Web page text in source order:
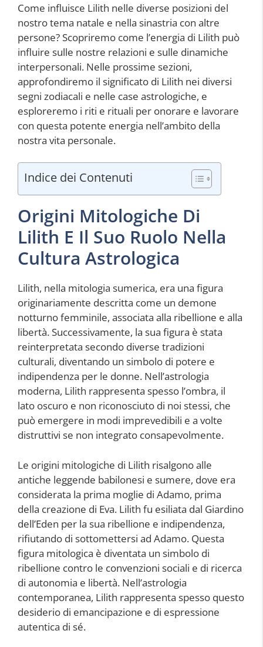
Come influisce Lilith nelle diverse posizioni del
nostro tema natale e nella sinastria con altre
persone? Scopriremo come l’energia di Lilith può
influire sulle nostre relazioni e sulle dinamiche
interpersonali. Nelle prossime sezioni,
approfondiremo il significato di Lilith nei diversi
segni zodiacali e nelle case astrologiche, e
esploreremo i riti e rituali per onorare e lavorare
con questa potente energia nell’ambito della
nostra vita personale.
Indice dei Contenuti
Origini Mitologiche Di
Lilith E Il Suo Ruolo Nella
Cultura Astrologica
Lilith, nella mitologia sumerica, era una figura
originariamente descritta come un demone
notturno femminile, associata alla ribellione e alla
libertà. Successivamente, la sua figura è stata
reinterpretata secondo diverse tradizioni
culturali, diventando un simbolo di potere e
indipendenza per le donne. Nell’astrologia
moderna, Lilith rappresenta spesso l’ombra, il
lato oscuro e non riconosciuto di noi stessi, che
può emergere in modi imprevedibili e a volte
distruttivi se non integrato consapevolmente.
Le origini mitologiche di Lilith risalgono alle
antiche leggende babilonesi e sumere, dove era
considerata la prima moglie di Adamo, prima
della creazione di Eva. Lilith fu esiliata dal Giardino
dell’Eden per la sua ribellione e indipendenza,
rifiutando di sottomettersi ad Adamo. Questa
figura mitologica è diventata un simbolo di
ribellione contro le convenzioni sociali e di ricerca
di autonomia e libertà. Nell’astrologia
contemporanea, Lilith rappresenta spesso questo
desiderio di emancipazione e di espressione
autentica di sé.